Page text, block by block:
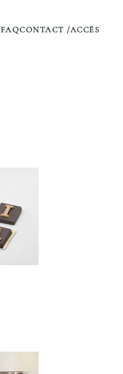
FAQCONTACT /ACCÈS